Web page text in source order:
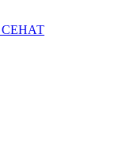
СЕНАТ